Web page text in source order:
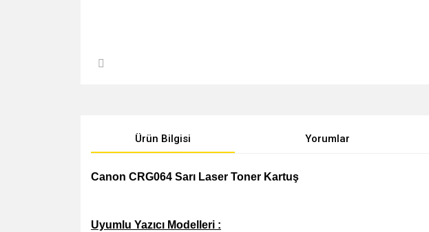
Ürün Bilgisi Yorumlar
Canon CRG064 Sarı Laser Toner Kartuş
Uyumlu Yazıcı Modelleri :